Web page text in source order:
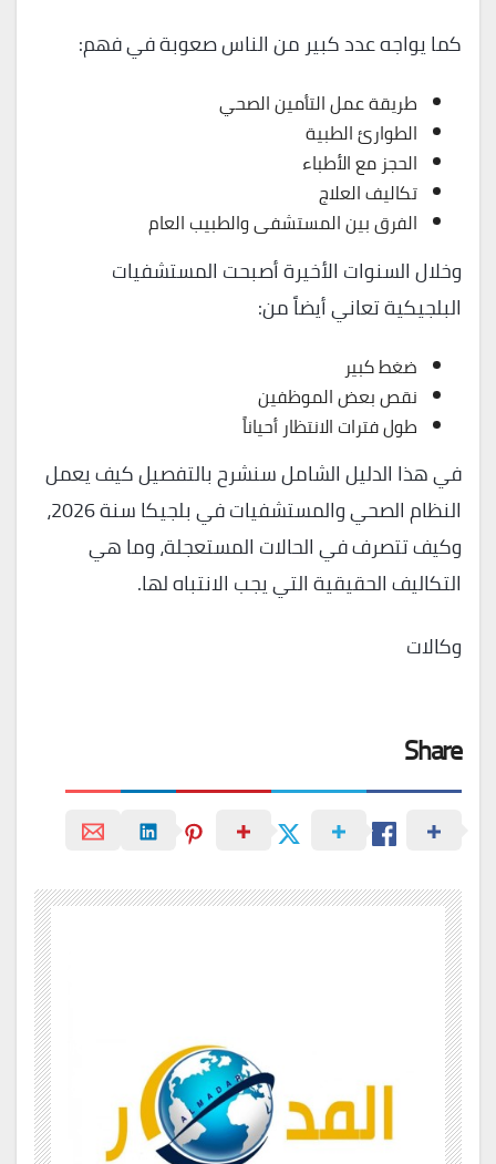
كما يواجه عدد كبير من الناس صعوبة في فهم:
طريقة عمل التأمين الصحي
الطوارئ الطبية
الحجز مع الأطباء
تكاليف العلاج
الفرق بين المستشفى والطبيب العام
وخلال السنوات الأخيرة أصبحت المستشفيات
البلجيكية تعاني أيضاً من:
ضغط كبير
نقص بعض الموظفين
طول فترات الانتظار أحياناً
في هذا الدليل الشامل سنشرح بالتفصيل كيف يعمل
النظام الصحي والمستشفيات في بلجيكا سنة 2026،
وكيف تتصرف في الحالات المستعجلة، وما هي
التكاليف الحقيقية التي يجب الانتباه لها.
وكالات
Share